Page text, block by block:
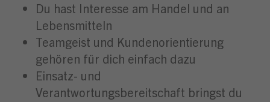
Du hast Interesse am Handel und an
Lebensmitteln
Teamgeist und Kundenorientierung
gehören für dich einfach dazu
Einsatz- und
Verantwortungsbereitschaft bringst du